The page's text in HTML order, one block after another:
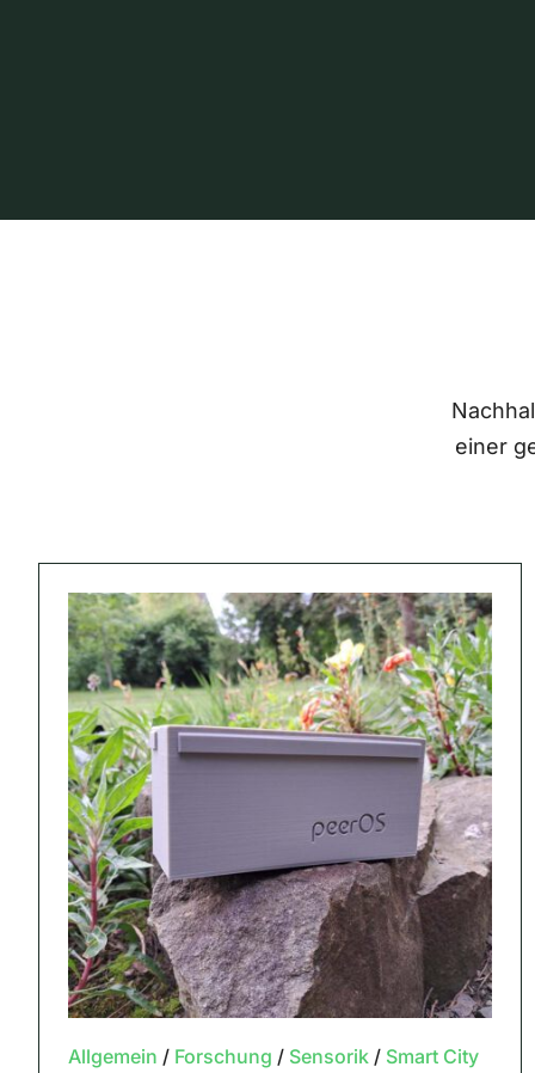
einer
Allgemein / Forschung / Sensorik/ Smart City